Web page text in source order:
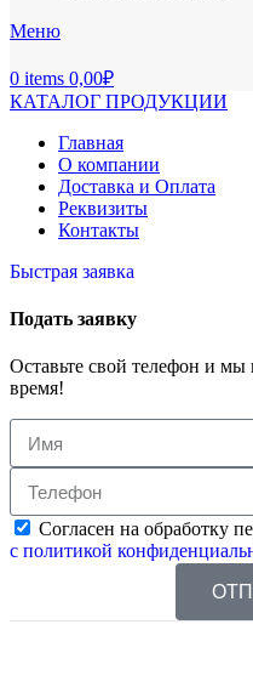
Меню
0 items 0,00₽
КАТАЛОГ ПРОДУКЦИИ
Главная
О компании
Доставка и Оплата
Реквизиты
Контакты
Быстрая заявка
Подать заявку
Оставьте свой телефон и мы
время!
Согласен на обработку
с политикой